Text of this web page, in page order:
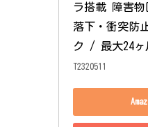
ラ搭載 障害
落下・衝突防
ク / 最大24ヶ
T2320511